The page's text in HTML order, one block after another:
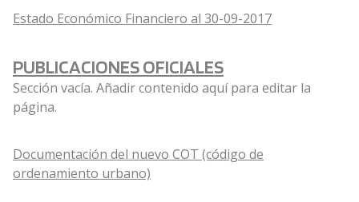
Estado Económico Financiero al 30-09-2017
PUBLICACIONES OFICIALES
Sección vacía. Añadir contenido aquí para editar la
página.
Documentación del nuevo COT (código de
ordenamiento urbano)